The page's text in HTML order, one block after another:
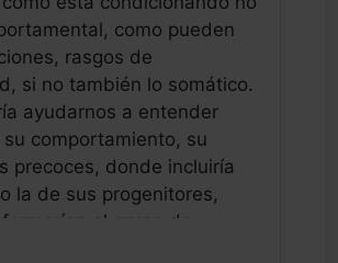
como pueden
rasgos de
si no también lo somático.
ayudarnos a entender
comportamiento, su
precoces, donde incluiría
la de sus progenitores,
al grupo de